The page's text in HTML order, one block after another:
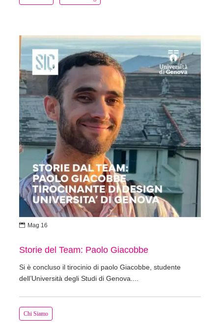
Chi Siamo
Storie del Team: Paolo Giacobbe
Si è concluso il tirocinio di paolo Giacobbe, studente
dell’Università degli Studi di Genova....
 Mag 16